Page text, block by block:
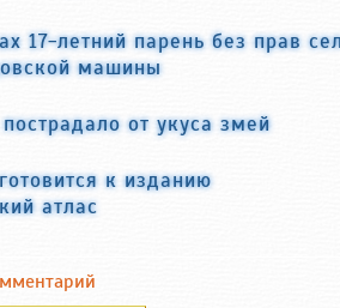
17-летний парень без прав
машины
от укуса змей
к изданию
атлас